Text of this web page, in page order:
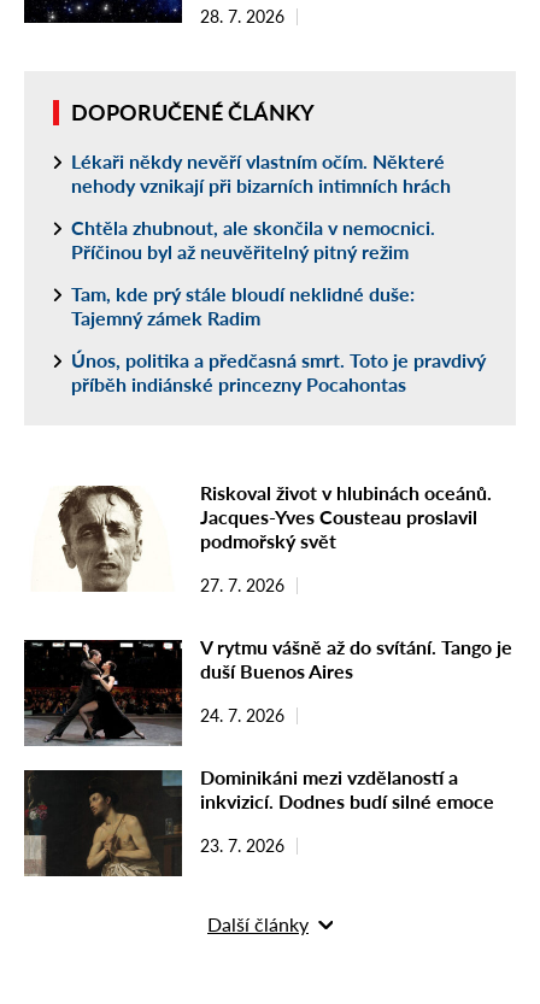
28. 7. 2026
DOPORUČENÉ ČLÁNKY
Lékaři někdy nevěří vlastním očím. Některé
nehody vznikají při bizarních intimních hrách
Chtěla zhubnout, ale skončila v nemocnici.
Příčinou byl až neuvěřitelný pitný režim
Tam, kde prý stále bloudí neklidné duše:
Tajemný zámek Radim
Únos, politika a předčasná smrt. Toto je pravdivý
příběh indiánské princezny Pocahontas
Riskoval život v hlubinách oceánů.
Jacques-Yves Cousteau proslavil
podmořský svět
27. 7. 2026
V rytmu vášně až do svítání. Tango je
duší Buenos Aires
24. 7. 2026
Dominikáni mezi vzdělaností a
inkvizicí. Dodnes budí silné emoce
23. 7. 2026
Další články